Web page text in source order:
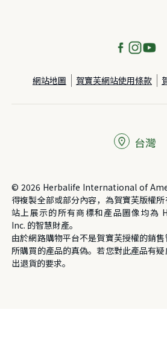
網站地圖 賀寶芙網站使用條款
© 2026 Herbalife International of
得複製全部或部分內容，為賀寶芙版權
站上展示的所有商標和產品圖像均為
Inc. 的智慧財產。
由於網路購物平台不是賀寶芙授權的銷
所購買的產品的真偽。若您對此產品有
出退貨的要求。
台灣